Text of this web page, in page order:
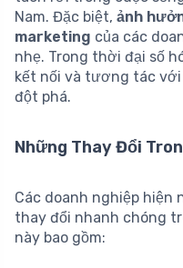
Nam. Đặc biệt, ảnh
marketing của các
nhẹ. Trong thời đại số
kết nối và tương tác
đột phá.
Những Thay Đổi
Các doanh nghiệp hiện
thay đổi nhanh chóng
này bao gồm: